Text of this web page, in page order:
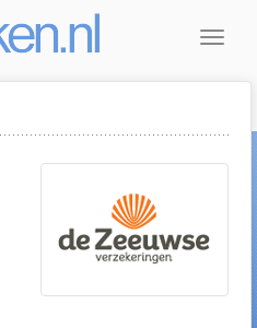
Toggle